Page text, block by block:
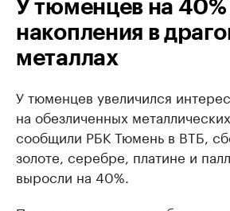
У тюменцев на
накопления в
металлах
У тюменцев увеличился
на обезличенных
сообщили РБК Тюмень в ВТБ,
золоте, серебре, платине и
выросли на 40%.